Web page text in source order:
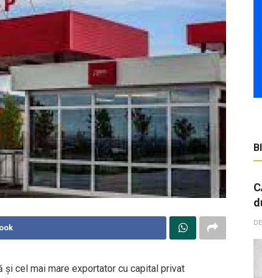
cel mai mare exportator cu capital privat
DE